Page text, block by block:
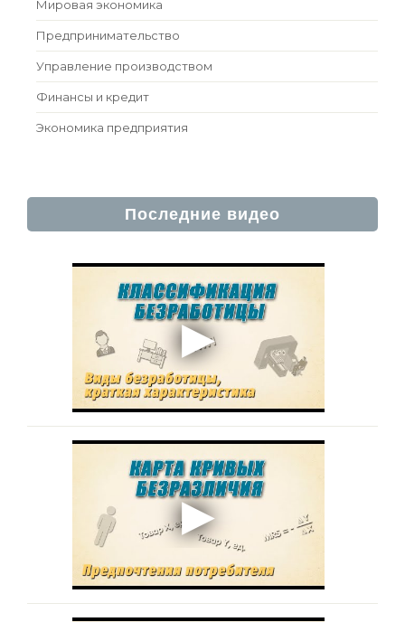
Мировая экономика
Предпринимательство
Управление производством
Финансы и кредит
Экономика предприятия
Последние видео